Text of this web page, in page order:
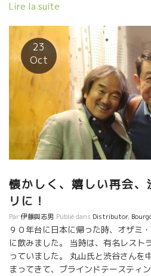
Lire la suite
23
Oct
懐かしく、嬉しい再会、
リに！
Par伊藤與志男 Publié dans Distributor,
９０年台に日本に帰った時、オザミ
に飲みました。 当時は、有名レスト
っていました。 丸山氏と渋谷さんを
まってきて、ブラインドテースティ